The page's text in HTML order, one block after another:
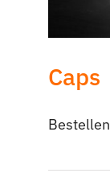
Caps
Bestellen